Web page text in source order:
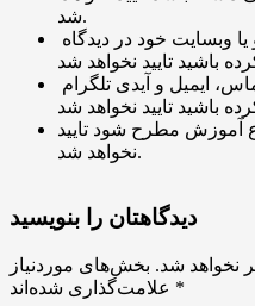
شد.
آموزش مطرح شود تایید
نخواهد شد.
دیدگاهتان را بنویسید
نخواهد شد. بخش‌های موردنیاز
*